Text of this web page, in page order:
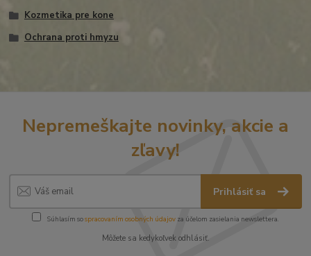
Kozmetika pre kone
Ochrana proti hmyzu
Nepremeškajte novinky, akcie a
zľavy!
Prihlásiť sa
Súhlasím sospracovaním osobných údajov za účelom zasielania newslettera.
Môžete sa kedykoľvek odhlásiť.